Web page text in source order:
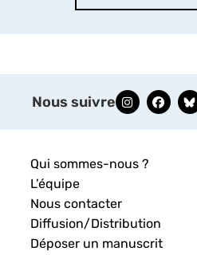
Nous suivre
Qui sommes-nous ?
L’équipe
Nous contacter
Diffusion/Distribution
Déposer un manuscrit